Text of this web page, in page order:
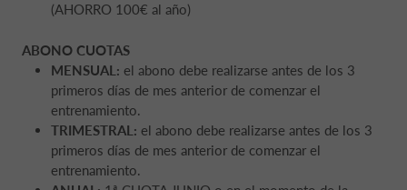
(AHORRO 100€ al año)
ABONO CUOTAS
MENSUAL: el abono debe realizarse antes de los 3
primeros días de mes anterior de comenzar el
entrenamiento.
TRIMESTRAL: el abono debe realizarse antes de los 3
primeros días de mes anterior de comenzar el
entrenamiento.